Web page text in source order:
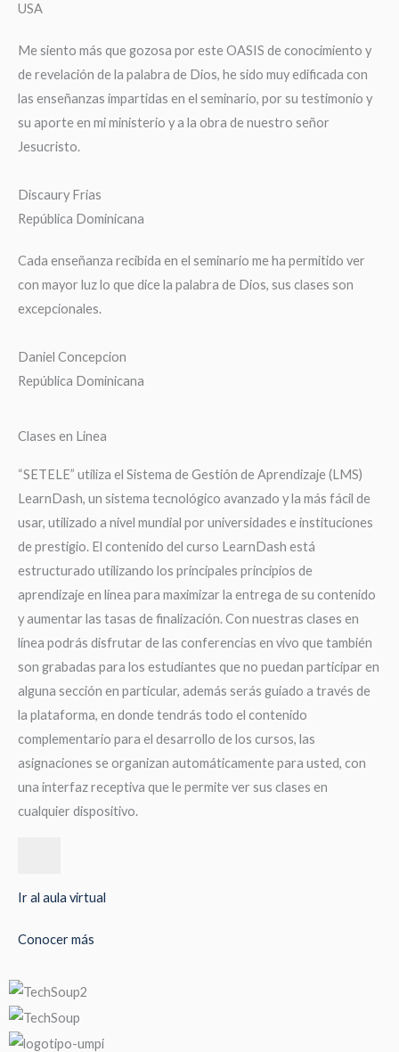
USA
Me siento más que gozosa por este OASIS de conocimiento y
de revelación de la palabra de Dios, he sido muy edificada con
las enseñanzas impartidas en el seminario, por su testimonio y
su aporte en mi ministerio y a la obra de nuestro señor
Jesucristo.
Discaury Frias
República Dominicana
Cada enseñanza recibida en el seminario me ha permitido ver
con mayor luz lo que dice la palabra de Dios, sus clases son
excepcionales.
Daniel Concepcion
República Dominicana
Clases en Linea
“SETELE” utiliza el Sistema de Gestión de Aprendizaje (LMS)
LearnDash, un sistema tecnológico avanzado y la más fácil de
usar, utilizado a nivel mundial por universidades e instituciones
de prestigio. El contenido del curso LearnDash está
estructurado utilizando los principales principios de
aprendizaje en línea para maximizar la entrega de su contenido
y aumentar las tasas de finalización. Con nuestras clases en
línea podrás disfrutar de las conferencias en vivo que también
son grabadas para los estudiantes que no puedan participar en
alguna sección en particular, además serás guiado a través de
la plataforma, en donde tendrás todo el contenido
complementario para el desarrollo de los cursos, las
asignaciones se organizan automáticamente para usted, con
una interfaz receptiva que le permite ver sus clases en
cualquier dispositivo.
Ir al aula virtual
Conocer más